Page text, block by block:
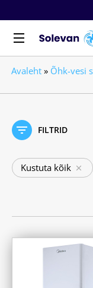
Avaleht » Õhk-vesi
FILTRID
Kustuta kõik